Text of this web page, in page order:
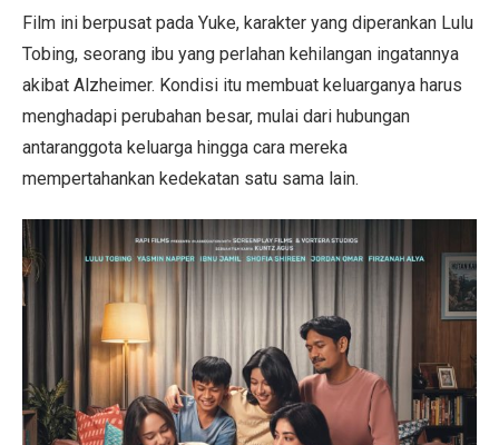
Film ini berpusat pada Yuke, karakter yang diperankan Lulu
Tobing, seorang ibu yang perlahan kehilangan ingatannya
akibat Alzheimer. Kondisi itu membuat keluarganya harus
menghadapi perubahan besar, mulai dari hubungan
antaranggota keluarga hingga cara mereka
mempertahankan kedekatan satu sama lain.